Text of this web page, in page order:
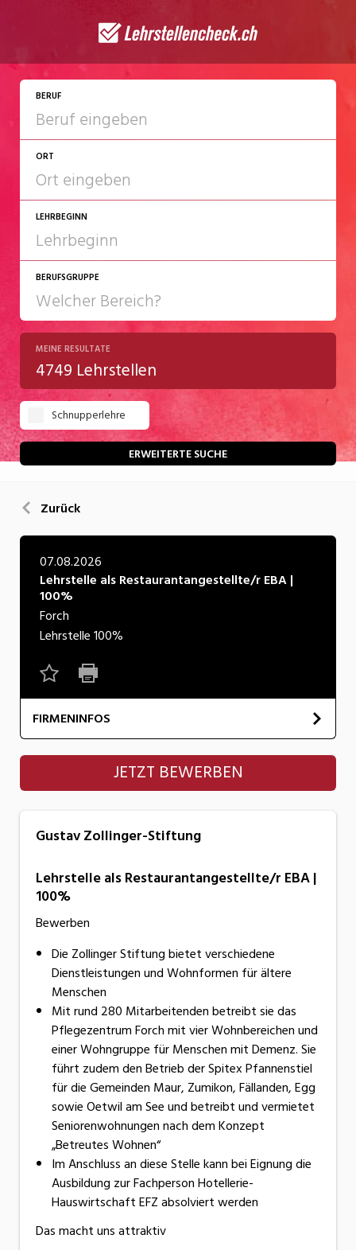
BERUF
ORT
LEHRBEGINN
2027
2028
BERUFSGRUPPE
Chemie/Pharma
Gastgewerbe
Gesundheit/Pflege/Soziales
Handwerk/Technik
Kultur
Natur
Verkehr/Logistik
Wirtschaft/Verwaltung
MEINE RESULTATE
4749 Lehrstellen
Schnupperlehre
ERWEITERTE SUCHE
Zurück
07.08.2026
Lehrstelle als Restaurantangestellte/r EBA |
100%
Forch
Lehrstelle100%
FIRMENINFOS
Gustav Zollinger-Stiftung
JETZT BEWERBEN
Gustav Zollinger-Stiftung
Lehrstelle als Restaurantangestellte/r EBA |
100%
Bewerben
Die Zollinger Stiftung bietet verschiedene
Dienstleistungen und Wohnformen für ältere
Menschen
Mit rund 280 Mitarbeitenden betreibt sie das
Pflegezentrum Forch mit vier Wohnbereichen und
einer Wohngruppe für Menschen mit Demenz. Sie
führt zudem den Betrieb der Spitex Pfannenstiel
für die Gemeinden Maur, Zumikon, Fällanden, Egg
sowie Oetwil am See und betreibt und vermietet
Seniorenwohnungen nach dem Konzept
„Betreutes Wohnen“
Im Anschluss an diese Stelle kann bei Eignung die
Ausbildung zur Fachperson Hotellerie-
Hauswirtschaft EFZ absolviert werden
Das macht uns attraktiv